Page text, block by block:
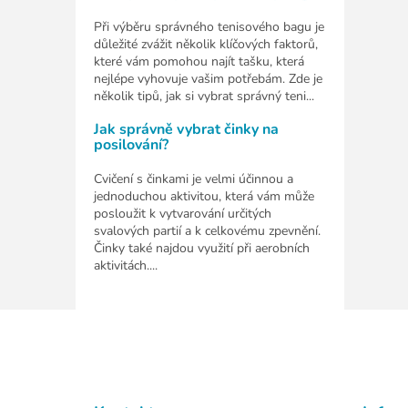
Při výběru správného tenisového bagu je
důležité zvážit několik klíčových faktorů,
které vám pomohou najít tašku, která
nejlépe vyhovuje vašim potřebám. Zde je
několik tipů, jak si vybrat správný teni...
Jak správně vybrat činky na
posilování?
Cvičení s činkami je velmi účinnou a
jednoduchou aktivitou, která vám může
posloužit k vytvarování určitých
svalových partií a k celkovému zpevnění.
Činky také najdou využití při aerobních
aktivitách....